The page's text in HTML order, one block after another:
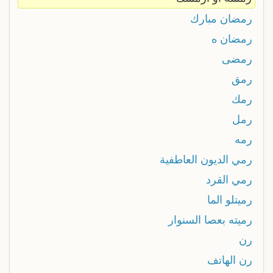
رمضان مبارك
رمضان ه
رمضى
رمق
رمك
رمل
رمه
رمي الديون العاطفية
رمي القرد
رميتلو الما
رميته بعصا السنوار
رن
رن الهاتف